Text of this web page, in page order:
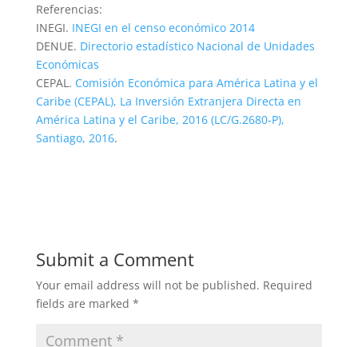
Referencias:
INEGI. INEGI en el censo económico 2014
DENUE. Directorio estadístico Nacional de Unidades
Económicas
CEPAL. Comisión Económica para América Latina y el
Caribe (CEPAL), La Inversión Extranjera Directa en
América Latina y el Caribe, 2016 (LC/G.2680-P),
Santiago, 2016.
Submit a Comment
Your email address will not be published. Required
fields are marked *